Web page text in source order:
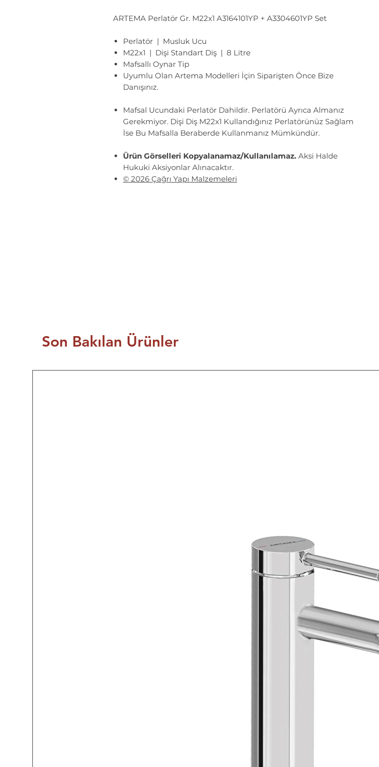
ARTEMA Perlatör Gr. M22x1 A3164101YP + A3304601YP Set
Perlatör | Musluk Ucu
M22x1 | Dişi Standart Diş | 8 Litre
Mafsallı Oynar Tip
Uyumlu Olan Artema Modelleri İçin Siparişten Önce Bize
Danışınız.
Mafsal Ucundaki Perlatör Dahildir. Perlatörü Ayrıca Almanız
Gerekmiyor. Dişi Diş M22x1 Kullandığınız Perlatörünüz Sağlam
İse Bu Mafsalla Beraberde Kullanmanız Mümkündür.
Ürün Görselleri Kopyalanamaz/Kullanılamaz. Aksi Halde
Hukuki Aksiyonlar Alınacaktır.
© 2026 Çağrı Yapı Malzemeleri
Son Bakılan Ürünler